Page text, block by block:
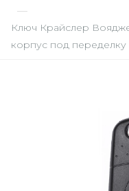
—
Ключ Крайслер
корпус под переделку